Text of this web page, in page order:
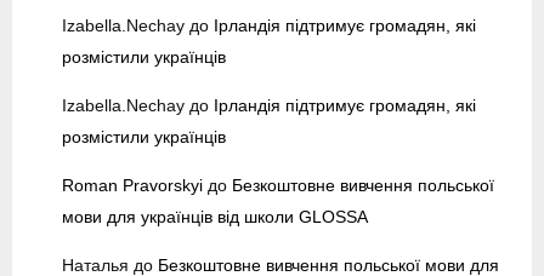
Izabella.Nechay до Ірландія підтримує громадян, які
розмістили українців
Izabella.Nechay до Ірландія підтримує громадян, які
розмістили українців
Roman Pravorskyi до Безкоштовне вивчення польської
мови для українців від школи GLOSSA
Наталья до Безкоштовне вивчення польської мови для